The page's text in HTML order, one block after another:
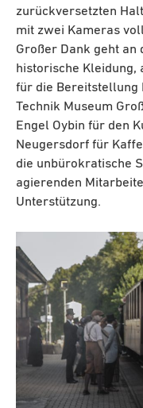
zurückversetzten
mit zwei Kameras
Großer Dank geht an
historische Kleidung,
für die Bereitstellung
Technik Museum
Engel Oybin für den
Neugersdorf für
die unbürokratische
agierenden
Unterstützung.